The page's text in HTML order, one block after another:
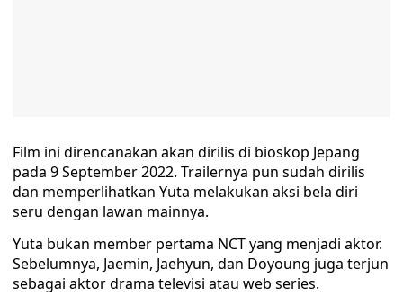
Film ini direncanakan akan dirilis di bioskop Jepang
pada 9 September 2022. Trailernya pun sudah dirilis
dan memperlihatkan Yuta melakukan aksi bela diri
seru dengan lawan mainnya.
Yuta bukan member pertama NCT yang menjadi aktor.
Sebelumnya, Jaemin, Jaehyun, dan Doyoung juga terjun
sebagai aktor drama televisi atau web series.